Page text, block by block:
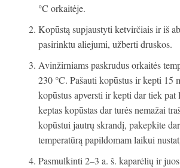
°C orkaitėje.
Kopūstą supjaustyti ketvirčiais ir iš
pasirinktu aliejumi, užberti druskos.
Avinžirniams paskrudus orkaitės
230 °C. Pašauti kopūstus ir kepti 15
kopūstus apversti ir kepti dar tiek
keptas kopūstas dar turės nemažai
kopūstui jautrų skrandį, pakepkite
temperatūrą papildomam laikui
Pasmulkinti 2–3 a. š. kaparėlių ir